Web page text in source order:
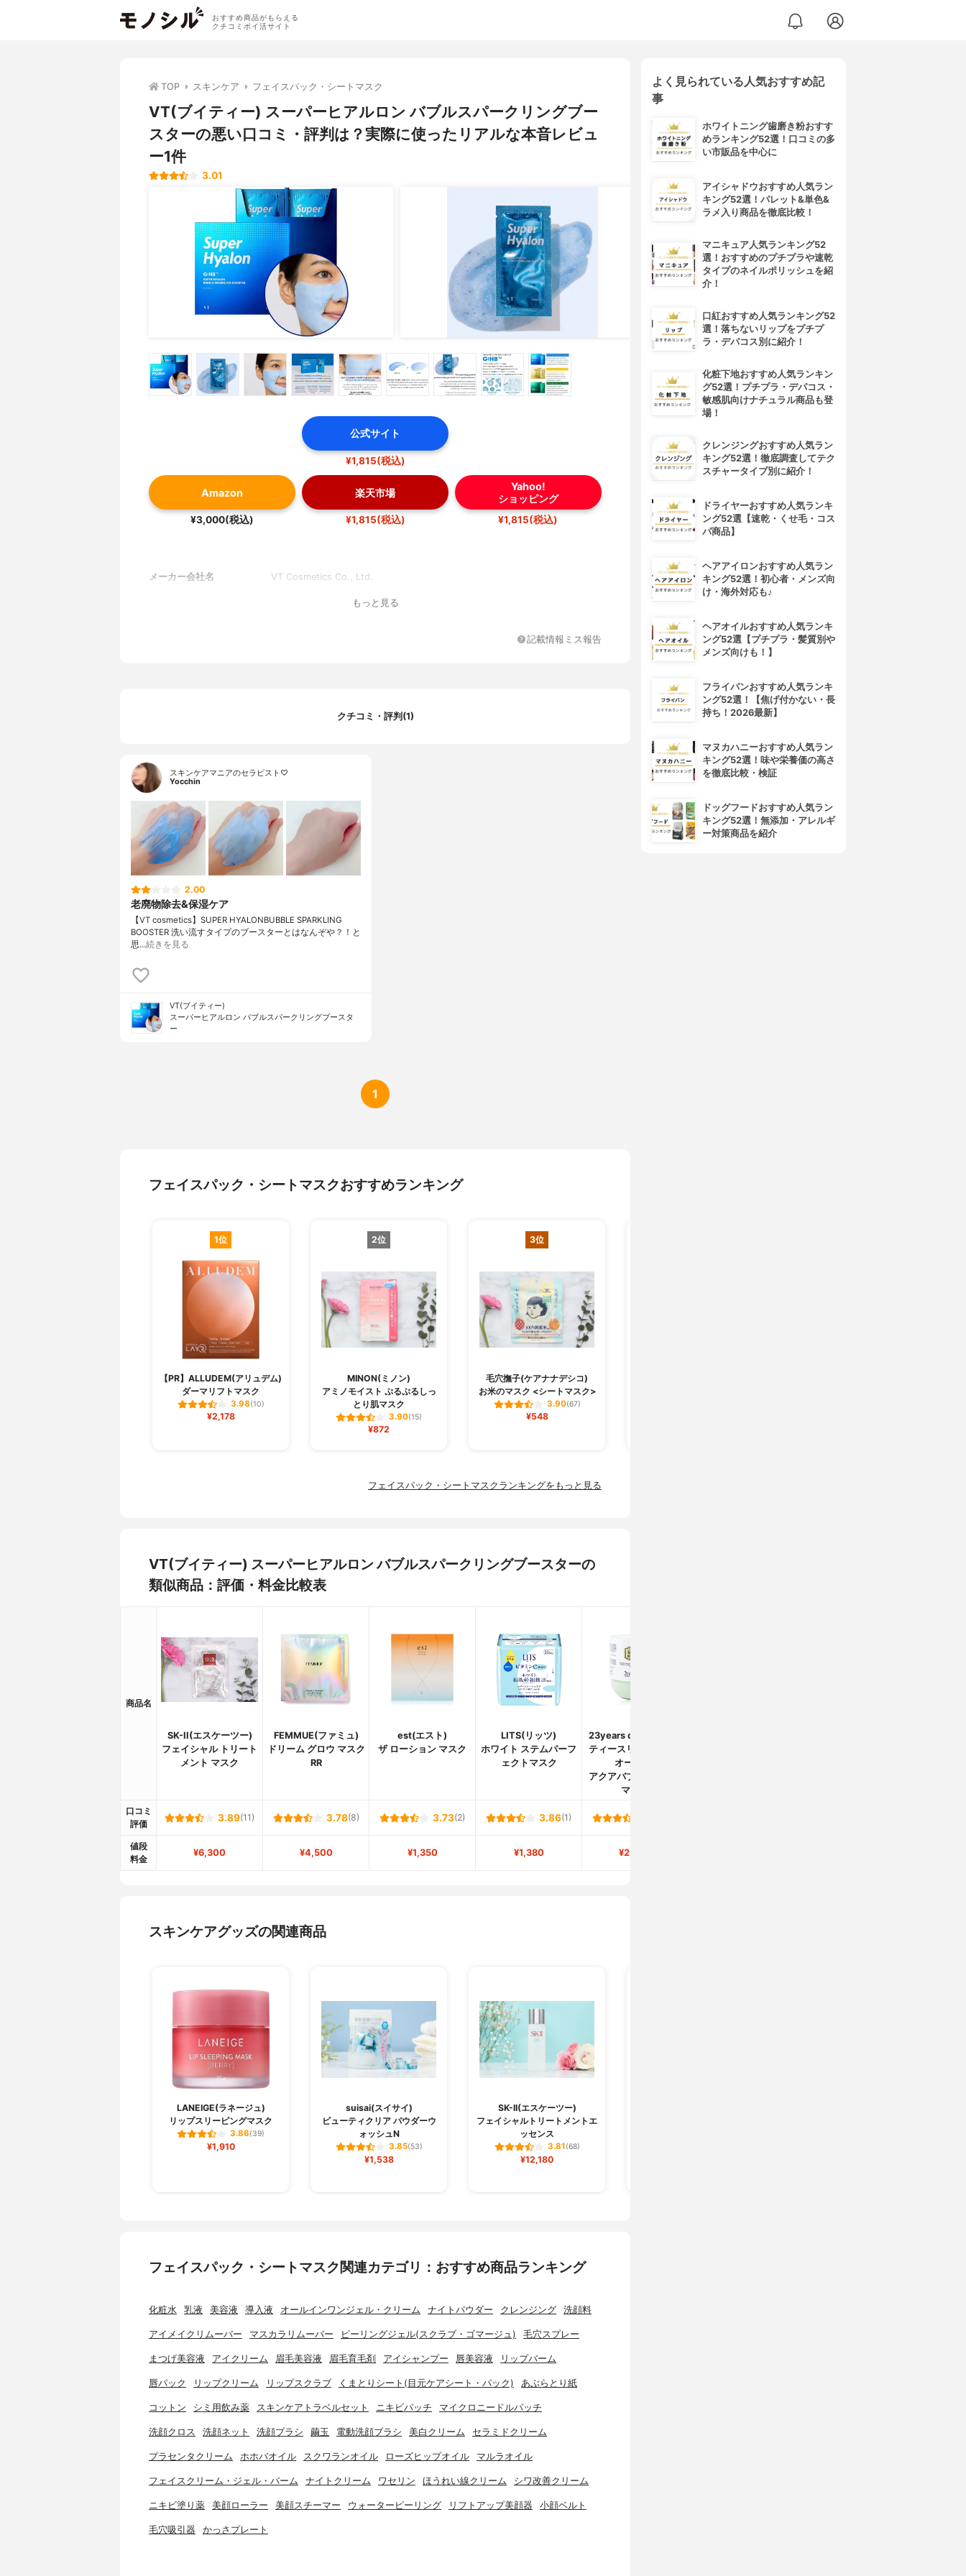
おすすめ商品がもらえる
クチコミポイ活サイト
TOP スキンケア フェイスパック・シートマスク
VT(ブイティー) スーパーヒアルロン バブルスパークリングブー
スターの悪い口コミ・評判は？実際に使ったリアルな本音レビュ
ー1件
3.01
公式サイト
¥1,815(税込)
Amazon
¥3,000(税込)
楽天市場
¥1,815(税込)
Yahoo!
ショッピング
¥1,815(税込)
メーカー会社名 VT Cosmetics Co., Ltd.
もっと見る
記載情報ミス報告
クチコミ・評判(1)
スキンケアマニアのセラピスト♡
Yocchin
2.00
老廃物除去&保湿ケア
【VT cosmetics】 SUPER HYALON BUBBLE SPARKLING
BOOSTER 洗い流すタイプのブースター とはなんぞや？！と
思…続きを見る
VT(ブイティー)
スーパーヒアルロン バブルスパークリングブースタ
ー
1
フェイスパック・シートマスクおすすめランキング
1位
【PR】ALLUDEM(アリュデム)
ダーマリフトマスク
3.98(10)
¥2,178
2位
MINON(ミノン)
アミノモイスト ぷるぷるしっ
とり肌マスク
3.90(15)
¥872
3位
毛穴撫子(ケアナナデシコ)
お米のマスク <シートマスク>
3.90(67)
¥548
フェイスパック・シートマスクランキングをもっと見る
VT(ブイティー) スーパーヒアルロン バブルスパークリングブースターの
類似商品：評価・料金比較表
商品名
SK-II(エスケーツー)
フェイシャル トリート
メント マスク
FEMMUE(ファミュ)
ドリーム グロウ マスク
RR
est(エスト)
ザ ローション マスク
LITS(リッツ)
ホワイト ステムパーフ
ェクトマスク
23years old(トゥエン
ティースリーイヤーズ
オールド)
アクアバブモデリング
マスク
口コミ
評価
3.89(11) 3.78(8) 3.73(2) 3.86(1)
値段
料金
¥6,300 ¥4,500 ¥1,350 ¥1,380 ¥2,500
スキンケアグッズの関連商品
LANEIGE(ラネージュ)
リップスリーピングマスク
3.86(39)
¥1,910
suisai(スイサイ)
ビューティクリア パウダーウ
ォッシュN
3.85(53)
¥1,538
SK-II(エスケーツー)
フェイシャルトリートメントエ
ッセンス
3.81(68)
¥12,180
フェイスパック・シートマスク関連カテゴリ：おすすめ商品ランキング
化粧水 乳液 美容液 導入液 オールインワンジェル・クリーム ナイトパウダー クレンジング 洗顔料
アイメイクリムーバー マスカラリムーバー ピーリングジェル(スクラブ・ゴマージュ) 毛穴スプレー
まつげ美容液 アイクリーム 眉毛美容液 眉毛育毛剤 アイシャンプー 唇美容液 リップバーム
唇パック リップクリーム リップスクラブ くまとりシート(目元ケアシート・パック) あぶらとり紙
コットン シミ用飲み薬 スキンケアトラベルセット ニキビパッチ マイクロニードルパッチ
洗顔クロス 洗顔ネット 洗顔ブラシ 繭玉 電動洗顔ブラシ 美白クリーム セラミドクリーム
プラセンタクリーム ホホバオイル スクワランオイル ローズヒップオイル マルラオイル
フェイスクリーム・ジェル・バーム ナイトクリーム ワセリン ほうれい線クリーム シワ改善クリーム
ニキビ塗り薬 美顔ローラー 美顔スチーマー ウォーターピーリング リフトアップ美顔器 小顔ベルト
毛穴吸引器 かっさプレート
よく見られている人気おすすめ記
事
ホワイトニング歯磨き粉おすす
めランキング52選！口コミの多
い市販品を中心に
アイシャドウおすすめ人気ラン
キング52選！パレット&単色&
ラメ入り商品を徹底比較！
マニキュア人気ランキング52
選！おすすめのプチプラや速乾
タイプのネイルポリッシュを紹
介！
口紅おすすめ人気ランキング52
選！落ちないリップをプチプ
ラ・デパコス別に紹介！
化粧下地おすすめ人気ランキン
グ52選！プチプラ・デパコス・
敏感肌向けナチュラル商品も登
場！
クレンジングおすすめ人気ラン
キング52選！徹底調査してテク
スチャータイプ別に紹介！
ドライヤーおすすめ人気ランキ
ング52選【速乾・くせ毛・コス
パ商品】
ヘアアイロンおすすめ人気ラン
キング52選！初心者・メンズ向
け・海外対応も♪
ヘアオイルおすすめ人気ランキ
ング52選【プチプラ・髪質別や
メンズ向けも！】
フライパンおすすめ人気ランキ
ング52選！【焦げ付かない・長
持ち！2026最新】
マヌカハニーおすすめ人気ラン
キング52選！味や栄養価の高さ
を徹底比較・検証
ドッグフードおすすめ人気ラン
キング52選！無添加・アレルギ
ー対策商品を紹介